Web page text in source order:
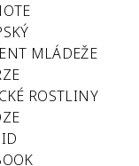
MLÁDEŽE
ROSTLINY